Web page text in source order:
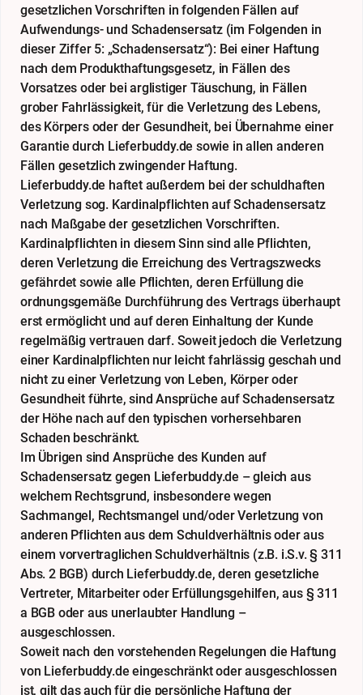
gesetzlichen Vorschriften in folgenden Fällen auf
Aufwendungs- und Schadensersatz (im Folgenden in
dieser Ziffer 5: „Schadensersatz“): Bei einer Haftung
nach dem Produkthaftungsgesetz, in Fällen des
Vorsatzes oder bei arglistiger Täuschung, in Fällen
grober Fahrlässigkeit, für die Verletzung des Lebens,
des Körpers oder der Gesundheit, bei Übernahme einer
Garantie durch Lieferbuddy.de sowie in allen anderen
Fällen gesetzlich zwingender Haftung.
Lieferbuddy.de haftet außerdem bei der schuldhaften
Verletzung sog. Kardinalpflichten auf Schadensersatz
nach Maßgabe der gesetzlichen Vorschriften.
Kardinalpflichten in diesem Sinn sind alle Pflichten,
deren Verletzung die Erreichung des Vertragszwecks
gefährdet sowie alle Pflichten, deren Erfüllung die
ordnungsgemäße Durchführung des Vertrags überhaupt
erst ermöglicht und auf deren Einhaltung der Kunde
regelmäßig vertrauen darf. Soweit jedoch die Verletzung
einer Kardinalpflichten nur leicht fahrlässig geschah und
nicht zu einer Verletzung von Leben, Körper oder
Gesundheit führte, sind Ansprüche auf Schadensersatz
der Höhe nach auf den typischen vorhersehbaren
Schaden beschränkt.
Im Übrigen sind Ansprüche des Kunden auf
Schadensersatz gegen Lieferbuddy.de – gleich aus
welchem Rechtsgrund, insbesondere wegen
Sachmangel, Rechtsmangel und/oder Verletzung von
anderen Pflichten aus dem Schuldverhältnis oder aus
einem vorvertraglichen Schuldverhältnis (z.B. i.S.v. § 311
Abs. 2 BGB) durch Lieferbuddy.de, deren gesetzliche
Vertreter, Mitarbeiter oder Erfüllungsgehilfen, aus § 311
a BGB oder aus unerlaubter Handlung –
ausgeschlossen.
Soweit nach den vorstehenden Regelungen die Haftung
von Lieferbuddy.de eingeschränkt oder ausgeschlossen
ist, gilt das auch für die persönliche Haftung der